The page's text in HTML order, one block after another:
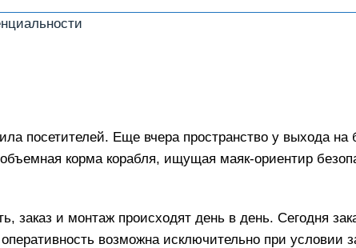
посетителей. Еще вчера пространство у выхода на
корма корабля, ищущая маяк-ориентир
заказ и монтаж происходят день в день. Сегодня
возможна исключительно при условии